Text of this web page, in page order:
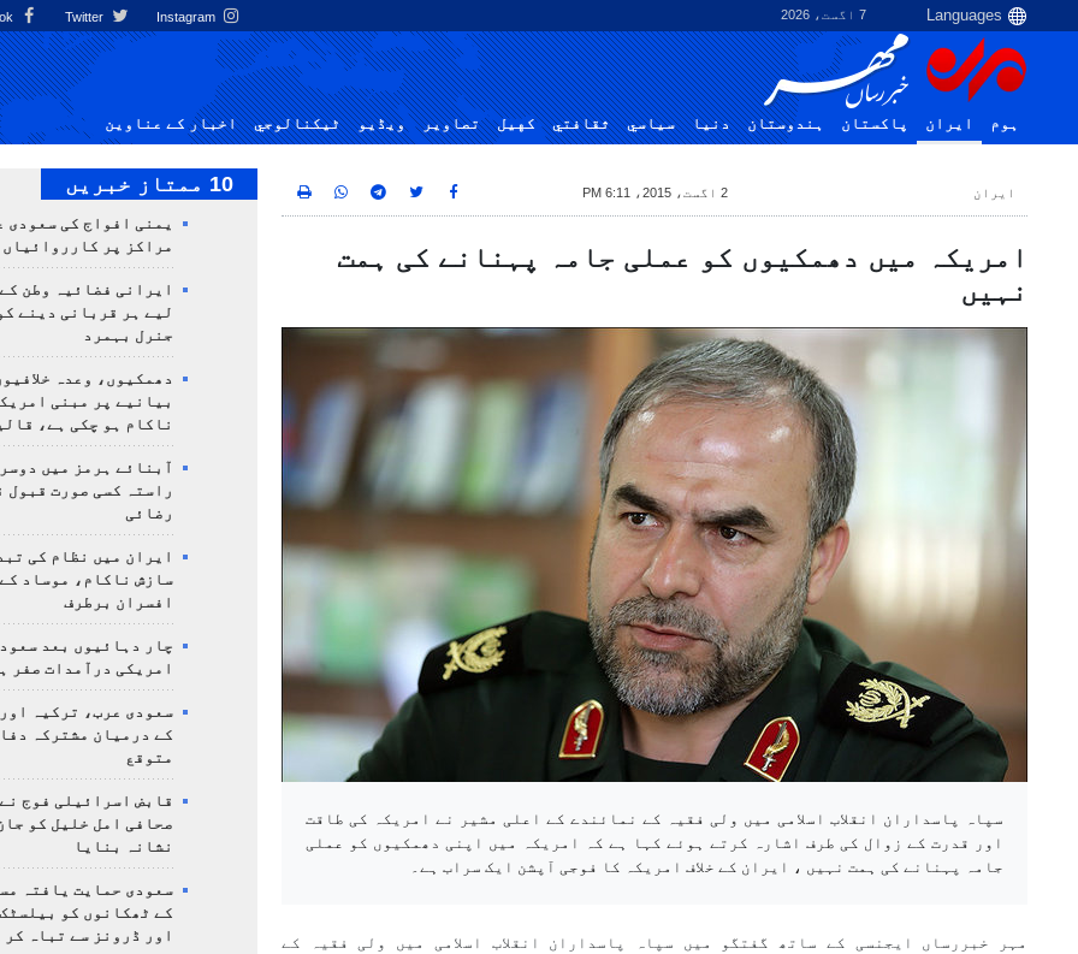
7 اگست، 2026 Instagram
ہوم ایران پاکستان ہندوستان دنیا سياسي ثقافتي کهيل تصاوير ویڈیو ٹيكنالوجي اخبار کے عناوین
ایران 2 اگست، 2015، 6:11 PM
امریکہ میں دھمکیوں کو عملی جامہ پہنانے کی ہمت
نہیں
سپاہ پاسداران انقلاب اسلامی میں ولی فقیہ کے نمائندے کے اعلی مشیر نے امریکہ کی طاقت
اور قدرت کے زوال کی طرف اشارہ کرتے ہوئے کہا ہے کہ امریکہ میں اپنی دھمکیوں کو عملی
جامہ پہنانے کی ہمت نہیں ، ایران کے خلاف امریکہ کا فوجی آپشن ایک سراب ہے۔
مہر خبررساں ایجنسی کے ساتھ گفتگو میں سپاہ پاسداران انقلاب اسلامی میں ولی فقیہ کے
10 ممتاز خبریں
یمنی افواج کی سعودی
مراکز پر کارروائیاں
ایرانی فضائیہ وطن
لیے ہر قربانی دینے
جنرل بہمرد
دھمکیوں، وعدہ
بیانیے پر مبنی
ناکام ہو چکی ہے،
آبنائے ہرمز میں
راستہ کسی صورت قبول
رضائی
ایران میں نظام کی
سازش ناکام، موساد
افسران برطرف
چار دہائیوں بعد
امریکی درآمدات صفر
سعودی عرب، ترکیہ
کے درمیان مشترکہ
متوقع
قابض اسرائیلی فوج
صحافی امل خلیل کو
نشانہ بنایا
سعودی حمایت یافتہ
کے ٹھکانوں کو
اور ڈرونز سے تباہ کر